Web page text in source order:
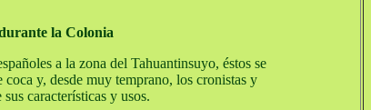
la Colonia
a la zona del Tahuantinsuyo, éstos se
y, desde muy temprano, los cronistas y
características y usos.